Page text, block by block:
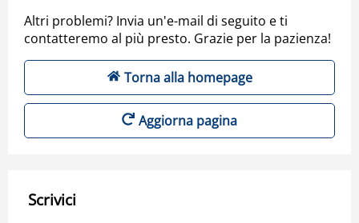
Altri problemi? Invia un'e-mail di seguito e ti
contatteremo al più presto. Grazie per la pazienza!
Torna alla homepage
Aggiorna pagina
Scrivici